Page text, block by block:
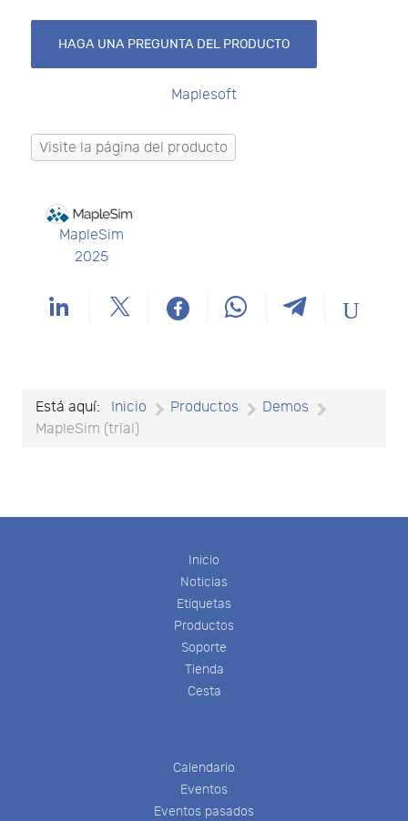
HAGA UNA PREGUNTA DEL PRODUCTO
Maplesoft
Visite la página del producto
MapleSim
2025
Está aquí: Inicio Productos
Demos
MapleSim (trial)
Inicio
Noticias
Etiquetas
Productos
Soporte
Tienda
Cesta
Calendario
Eventos
Eventos pasados